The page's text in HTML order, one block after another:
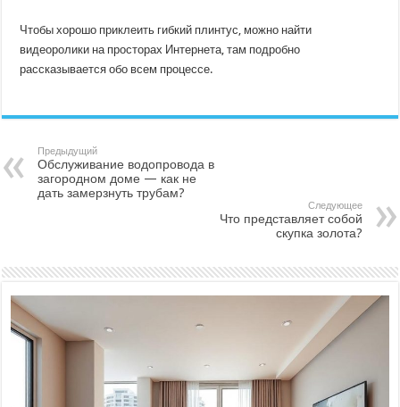
Чтобы хорошо приклеить гибкий плинтус, можно найти
видеоролики на просторах Интернета, там подробно
рассказывается обо всем процессе.
Предыдущий
Обслуживание водопровода в
загородном доме — как не
дать замерзнуть трубам?
Следующее
Что представляет собой
скупка золота?